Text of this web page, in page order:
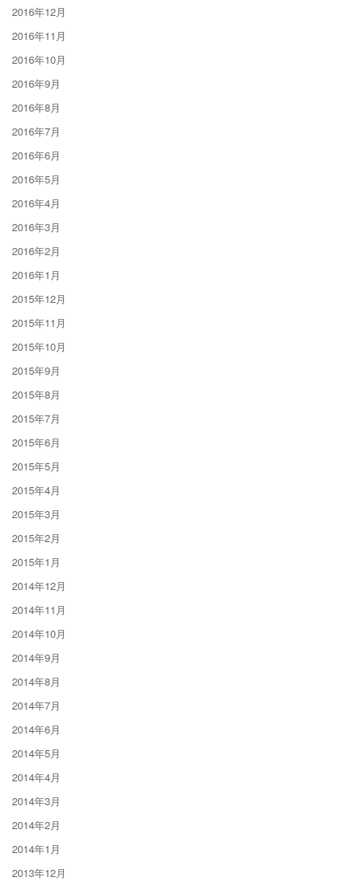
2016年12月
2016年11月
2016年10月
2016年9月
2016年8月
2016年7月
2016年6月
2016年5月
2016年4月
2016年3月
2016年2月
2016年1月
2015年12月
2015年11月
2015年10月
2015年9月
2015年8月
2015年7月
2015年6月
2015年5月
2015年4月
2015年3月
2015年2月
2015年1月
2014年12月
2014年11月
2014年10月
2014年9月
2014年8月
2014年7月
2014年6月
2014年5月
2014年4月
2014年3月
2014年2月
2014年1月
2013年12月